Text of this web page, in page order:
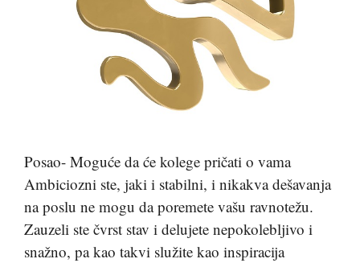
Posao- Moguće da će kolege pričati o vama
Ambiciozni ste, jaki i stabilni, i nikakva dešavanja
na poslu ne mogu da poremete vašu ravnotežu.
Zauzeli ste čvrst stav i delujete nepokolebljivo i
snažno, pa kao takvi služite kao inspiracija